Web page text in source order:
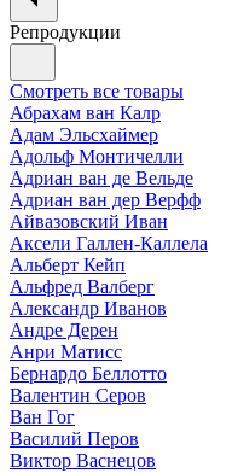
Репродукции
Смотреть все товары
Абрахам ван Калр
Адам Эльсхаймер
Адольф Монтичелли
Адриан ван де Вельде
Адриан ван дер Верфф
Айвазовский Иван
Аксели Галлен-Каллела
Альберт Кейп
Альфред Валберг
Александр Иванов
Андре Дерен
Анри Матисс
Бернардо Беллотто
Валентин Серов
Ван Гог
Василий Перов
Виктор Васнецов